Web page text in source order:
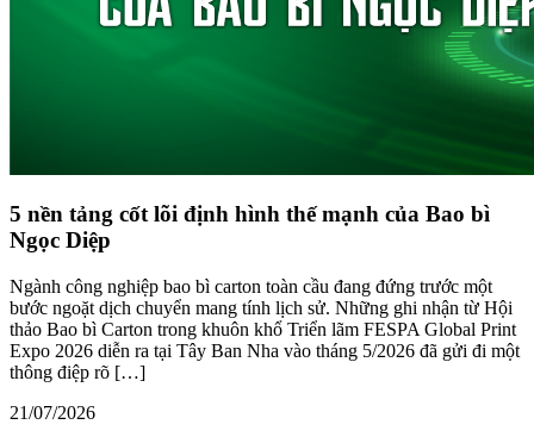
5 nền tảng cốt lõi định hình thế mạnh của Bao bì
Ngọc Diệp
Ngành công nghiệp bao bì carton toàn cầu đang đứng trước một
bước ngoặt dịch chuyển mang tính lịch sử. Những ghi nhận từ Hội
thảo Bao bì Carton trong khuôn khổ Triển lãm FESPA Global Print
Expo 2026 diễn ra tại Tây Ban Nha vào tháng 5/2026 đã gửi đi một
thông điệp rõ […]
21/07/2026